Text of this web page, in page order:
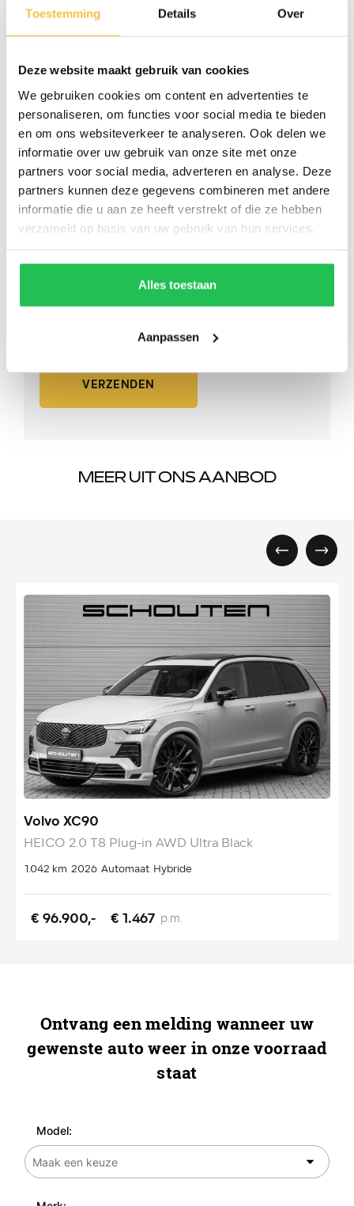
Toestemming Details Over
Deze website maakt gebruik van cookies
We gebruiken cookies om content en advertenties te
personaliseren, om functies voor social media te bieden
en om ons websiteverkeer te analyseren. Ook delen we
informatie over uw gebruik van onze site met onze
partners voor social media, adverteren en analyse. Deze
partners kunnen deze gegevens combineren met andere
informatie die u aan ze heeft verstrekt of die ze hebben
verzameld op basis van uw gebruik van hun services.
Alles toestaan
Aanpassen
VERZENDEN
MEER UIT ONS AANBOD
Volvo XC90
HEICO 2.0 T8 Plug-in AWD Ultra Black
1.042 km 2026 Automaat Hybride
€ 96.900,- € 1.467 p.m.
Ontvang een melding wanneer uw
gewenste auto weer in onze voorraad
staat
Model: